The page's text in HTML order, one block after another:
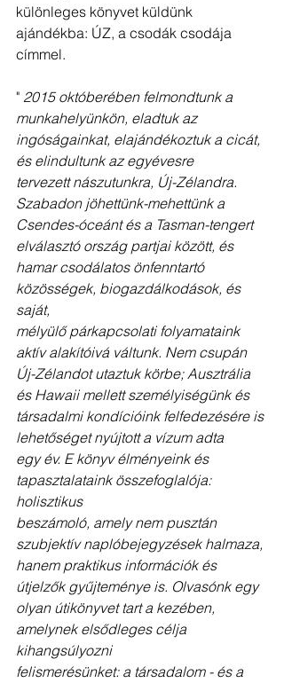
különleges könyvet küldünk
ajándékba: ÚZ, a csodák csodája
címmel.
" 2015 októberében felmondtunk a
munkahelyünkön, eladtuk az
ingóságainkat, elajándékoztuk a cicát,
és elindultunk az egyévesre
tervezett nászutunkra, Új-Zélandra.
Szabadon jöhettünk-mehettünk a
Csendes-óceánt és a Tasman-tengert
elválasztó ország partjai között, és
hamar csodálatos önfenntartó
közösségek, biogazdálkodások, és
saját,
mélyülő párkapcsolati folyamataink
aktív alakítóivá váltunk. Nem csupán
Új-Zélandot utaztuk körbe; Ausztrália
és Hawaii mellett személyiségünk és
társadalmi kondícióink felfedezésére is
lehetőséget nyújtott a vízum adta
egy év. E könyv élményeink és
tapasztalataink összefoglalója:
holisztikus
beszámoló, amely nem pusztán
szubjektív naplóbejegyzések halmaza,
hanem praktikus információk és
útjelzők gyűjteménye is. Olvasónk egy
olyan útikönyvet tart a kezében,
amelynek elsődleges célja
kihangsúlyozni
felismerésünket: a társadalom - és a